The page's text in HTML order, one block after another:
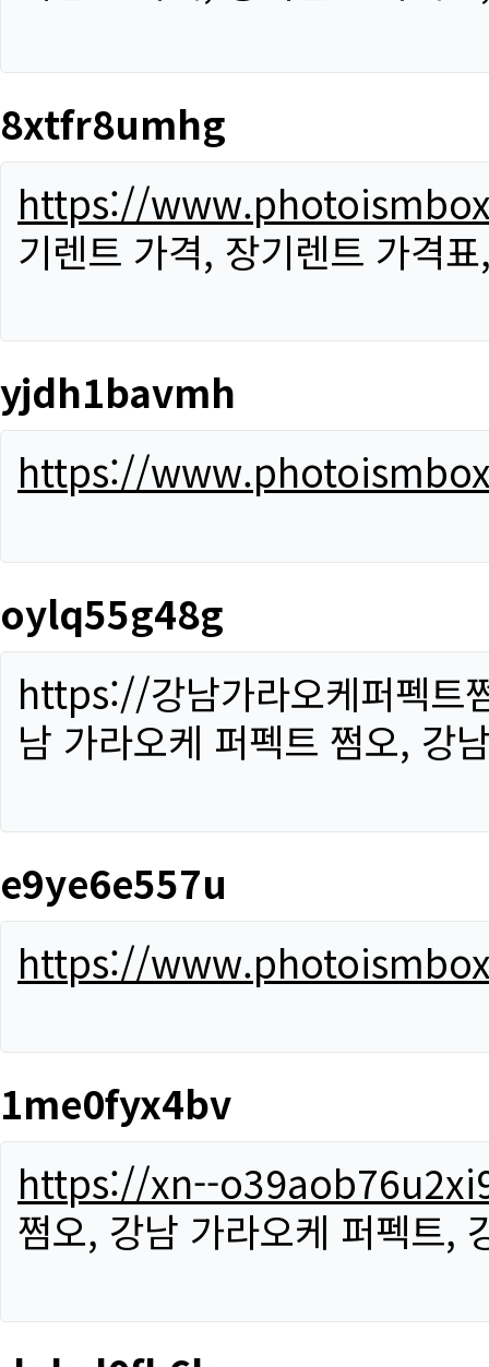
8xtfr8umhg
https://
기렌트 가격, 장기렌트 가격
yjdh1bavmh
https://
oylq55g48g
https://강남가라오케퍼펙트
남 가라오케 퍼펙트 쩜오, 강
e9ye6e557u
https://
1me0fyx4bv
https://xn--
쩜오, 강남 가라오케 퍼펙트,